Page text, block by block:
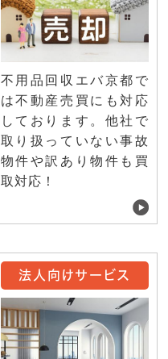
不用品回収エバ京都で
は不動産売買にも対応
しております。他社で
取り扱っていない事故
物件や訳あり物件も買
取対応！
法人向けサービス